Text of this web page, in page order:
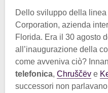
Dello sviluppo della
Corporation, azienda
Florida. Era il 30 agosto
all’inaugurazione della
come avveniva ciò?
telefonica, Chruščëv e
successori non